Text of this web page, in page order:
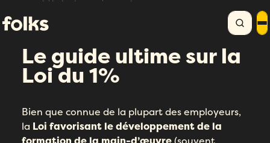
Accueil Bibliothèque RH Ebook Loi du 1%
Le guide ultime sur la
Loi du 1%
Bien que connue de la plupart des employeurs,
la Loi favorisant le développement de la